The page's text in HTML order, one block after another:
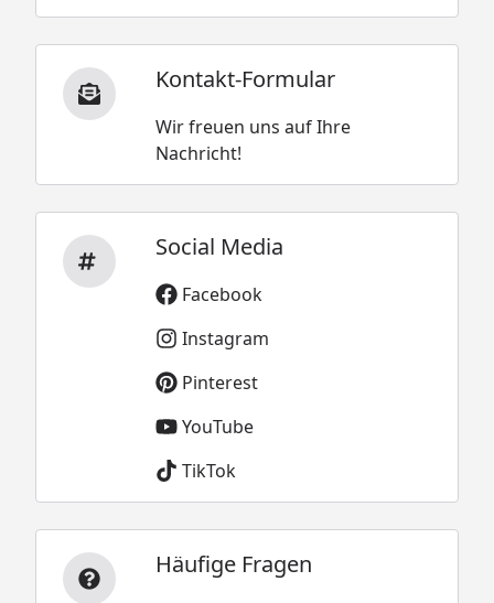
Kontakt-Formular
Wir freuen uns auf Ihre
Nachricht!
Social Media
Facebook
Instagram
Pinterest
YouTube
TikTok
Häufige Fragen